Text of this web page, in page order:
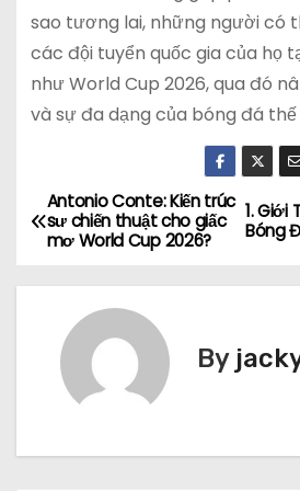
sao tương lai, những người có
các đội tuyển quốc gia của họ
như World Cup 2026, qua đó
và sự đa dạng của bóng đá thế
Đ
1. Giới
Bóng
Antonio Conte: Kiến trúc
sư chiến thuật cho giấc
mơ World Cup 2026?
By